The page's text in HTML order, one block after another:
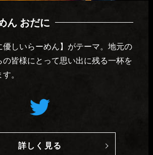
ん おだに
優しいらーめん】がテーマ。地元の
の皆様にとって思い出に残る一杯を
。
詳しく見る